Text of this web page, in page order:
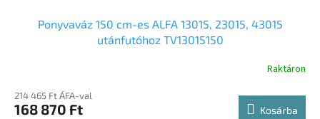
Ponyvaváz 150 cm-es ALFA 13015, 23015, 43015
utánfutóhoz TV13015150
Raktáron
214 465 Ft ÁFA-val
168 870 Ft Kosárba